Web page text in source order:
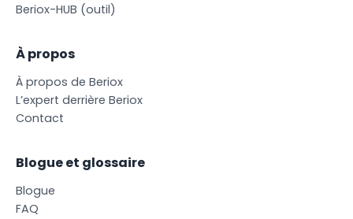
Beriox-HUB (outil)
À propos
À propos de Beriox
L’expert derrière Beriox
Contact
Blogue et glossaire
Blogue
FAQ